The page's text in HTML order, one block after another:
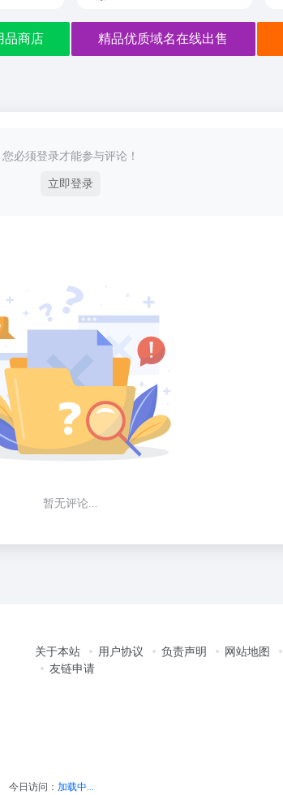
品商店 精品优质域名在线出售
您必须登录才能参与评论！
立即登录
暂无评论...
关于本站 用户协议 负责声明 网站地图
友链申请
今日访问： 加载中...